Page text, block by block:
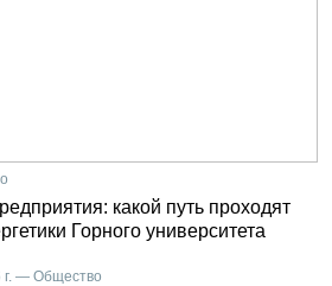
какой путь проходят
Горного университета
г. — Общество